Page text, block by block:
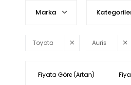
Marka
Toyota Auris
Fiyata Göre (Artan)